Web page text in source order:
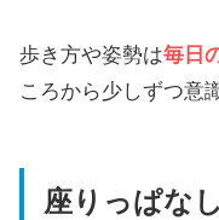
歩き方や姿勢は毎日
ころから少しずつ意
座りっぱな